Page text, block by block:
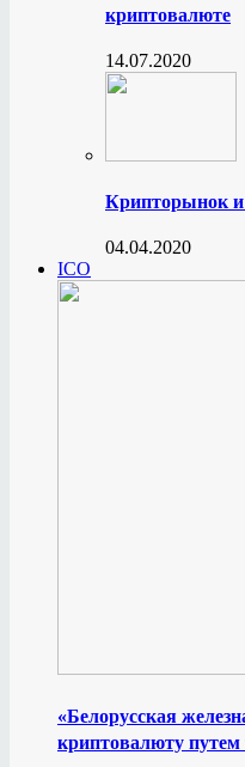
криптовалюте
14.07.2020
Крипторынок и
04.04.2020
ICO
«Белорусская
криптовалюту путем